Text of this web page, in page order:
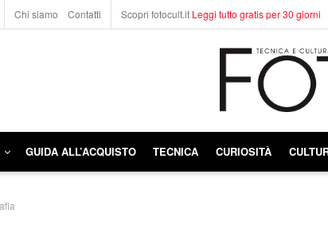
Chi siamo Contatti Scopri fotocult.it Leggi tutto gratis per 30 giorni
GUIDA ALL’ACQUISTO TECNICA CURIOSITÀ